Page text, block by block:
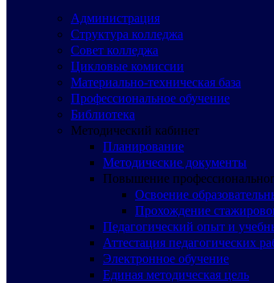
Администрация
Структура колледжа
Совет колледжа
Цикловые комиссии
Материально-техническая база
Профессиональное обучение
Библиотека
Методический кабинет
Планирование
Методические документы
Повышение
Освоение
Прохождение
Педагогический опыт и
Аттестация педагогических
Электронное обучение
Единая методическая цель